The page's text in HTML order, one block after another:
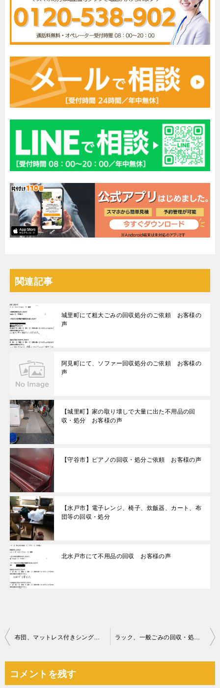
関連記事
城里町にて粗大ごみの回収処分のご依頼 お客様の
声
阿見町にて、ソファー回収処分のご依頼 お客様の
声
【城里町】家の取り壊しで大量に出た不用品の回
収・処分 お客様の声
【守谷市】ピアノの回収・処分ご依頼 お客様の声
【水戸市】電子レンジ、椅子、炊飯器、カート、布
団等の回収・処分
北水戸市にて不用品の回収 お客様の声
投
ビ
布団、マットレス付きシングルベッド、テレビ、カーペット等の回収 ラック、一般ごみの回収・処分ご依頼 お客様の声
コメントを残す